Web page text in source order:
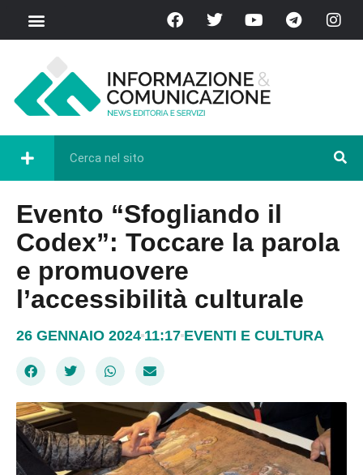
Evento “Sfogliando il
Codex”: Toccare la parola
e promuovere
l’accessibilità culturale
26 GENNAIO 2024 11:17 EVENTI E CULTURA